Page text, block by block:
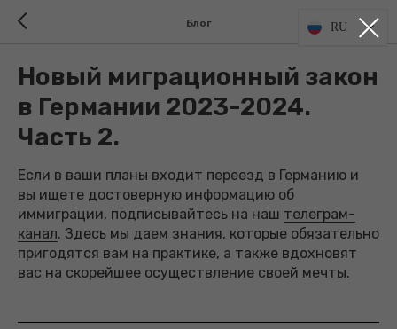
Блог
Новый миграционный закон
в Германии 2023-2024.
Часть 2.
Если в ваши планы входит переезд в Германию и
вы ищете достоверную информацию об
иммиграции, подписывайтесь на наш телеграм-
канал. Здесь мы даем знания, которые обязательно
пригодятся вам на практике, а также вдохновят
вас на скорейшее осуществление своей мечты.
RU